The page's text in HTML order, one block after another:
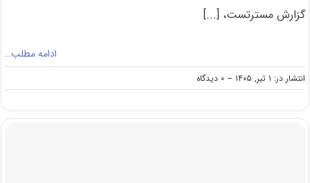
گزارش مسترتست، [...]
ادامه مطلب…
انتشار در: ۱ تیر, ۱۴۰۵ -- ۰ دیدگاه
on
سوالات
پاسخنامه